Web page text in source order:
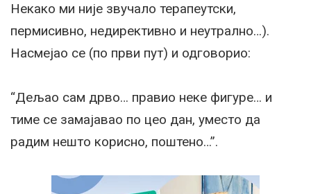
Некако ми није звучало терапеутски,
пермисивно, недирективно и неутрално…).
Насмејао се (по први пут) и одговорио:
“Дељао сам дрво… правио неке фигуре… и
тиме се замајавао по цео дан, уместо да
радим нешто корисно, поштено…”.